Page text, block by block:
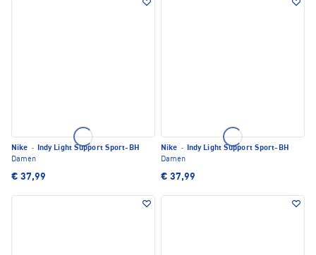
Nike · Indy Light Support Sport-BH
Damen
€ 37,99
Nike · Indy Light Support Sport-BH
Damen
€ 37,99